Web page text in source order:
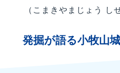
（こまきやまじょう し
発掘が語る小牧山